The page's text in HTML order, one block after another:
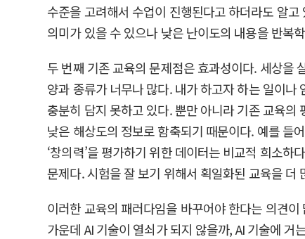
수준을 고려해서 수업이 진행된다고 하더라도 알
의미가 있을 수 있으나 낮은 난이도의 내용을 반복
두 번째 기존 교육의 문제점은 효과성이다. 세상을
양과 종류가 너무나 많다. 내가 하고자 하는 일이
충분히 담지 못하고 있다. 뿐만 아니라 기존 교육
낮은 해상도의 정보로 함축되기 때문이다. 예를 들
‘창의력’을 평가하기 위한 데이터는 비교적 희소
문제다. 시험을 잘 보기 위해서 획일화된 교육을
이러한 교육의 패러다임을 바꾸어야 한다는 의견
가운데 AI 기술이 열쇠가 되지 않을까, AI 기술에 거